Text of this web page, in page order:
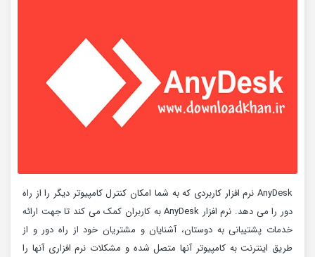
AnyDesk نرم افزار کاربردی که به شما امکان کنترل کامپیوتر دیگر را از راه
دور را می دهد. نرم افزار AnyDesk به کاربران کمک می کند تا جهت ارائه
خدمات پشتیبانی به دوستان، آشنایان و مشتریان خود از راه دور و از
طریق اینترنت به کامپیوتر آنها متصل شده و مشکلات نرم افزاری آنها را